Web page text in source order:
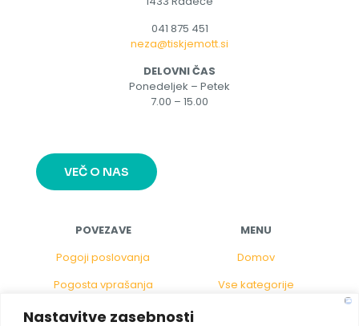
Nastavitve zasebnosti
041 875 451
neza@tiskjemott.si
DELOVNI ČAS
Ponedeljek – Petek
7.00 – 15.00
VEČ O NAS
POVEZAVE
Pogoji poslovanja
Pogosta vprašanja
Politika piškotkov
MENU
Domov
Vse kategorije